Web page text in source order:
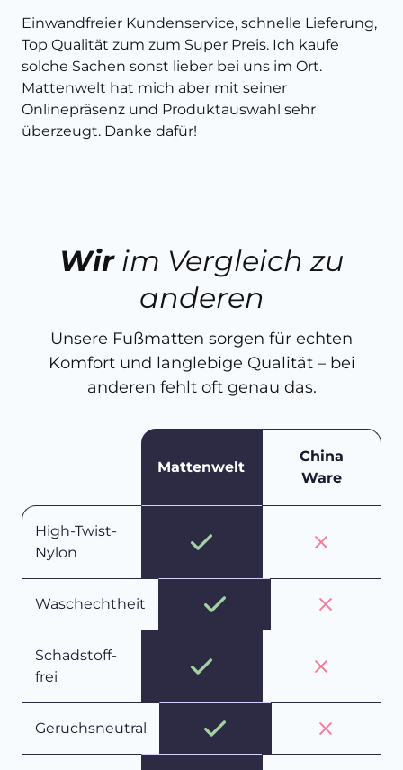
Einwandfreier Kundenservice, schnelle Lieferung,
Top Qualität zum zum Super Preis. Ich kaufe
solche Sachen sonst lieber bei uns im Ort.
Mattenwelt hat mich aber mit seiner
Onlinepräsenz und Produktauswahl sehr
überzeugt. Danke dafür!
Wirim Vergleich zu
anderen
Unsere Fußmatten sorgen für echten
Komfort und langlebige Qualität – bei
anderen fehlt oft genau das.
Mattenwelt
China
Ware
High-Twist-
Nylon
Waschechtheit
Schadstoff-
frei
Geruchsneutral